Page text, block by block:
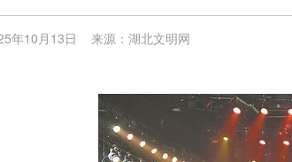
年10月13日 来源：湖北文明网